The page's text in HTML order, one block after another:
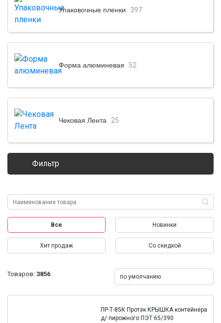
Упаковочные пленки 397
Форма алюминевая 52
Чековая Лента 25
Фильтр
Все Новинки
Хит продаж Со скидкой
Товаров: 3856 по умолчанию
ПР-Т-85К Протэк КРЫШКА контейнера
д/ пирожного ПЭТ 65/390